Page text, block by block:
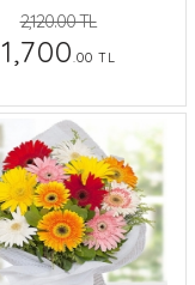
2,120.00 TL
1,700.00 TL